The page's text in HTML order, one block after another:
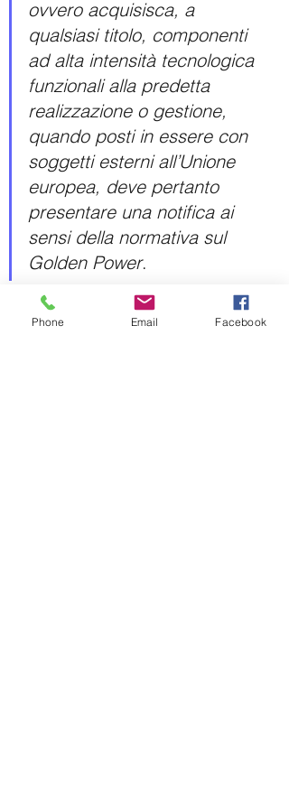
ovvero acquisisca, a
qualsiasi titolo, componenti
ad alta intensità tecnologica
funzionali alla predetta
realizzazione o gestione,
quando posti in essere con
soggetti esterni all’Unione
europea, deve pertanto
presentare una notifica ai
sensi della normativa sul
Golden Power.
Phone Email Facebook